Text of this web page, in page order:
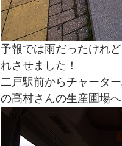
予報では雨だったけれ
れさせました！
二戸駅前からチャータ
の高村さんの生産圃場